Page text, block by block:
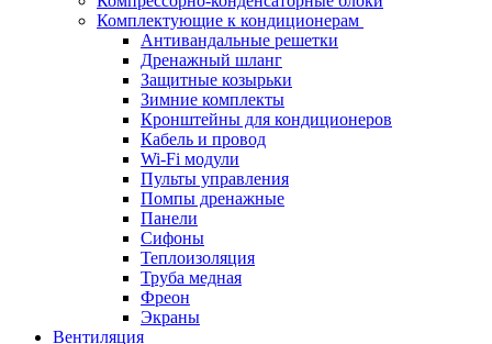
Комплектующие к кондиционерам
Антивандальные решетки
Дренажный шланг
Защитные козырьки
Зимние комплекты
Кронштейны для кондиционеров
Кабель и провод
Wi-Fi модули
Пульты управления
Помпы дренажные
Панели
Сифоны
Теплоизоляция
Труба медная
Фреон
Экраны
Вентиляция